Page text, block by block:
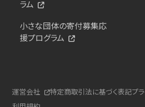
ラム
小さな団体の寄付募集応
援プログラム
運営会社 特定商取引法に基づく表記プ